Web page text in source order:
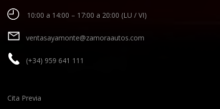
10:00 a 14:00 – 17:00 a 20:00 (LU / VI)
ventasayamonte@zamoraautos.com
(+34) 959 641 111
Cita Previa